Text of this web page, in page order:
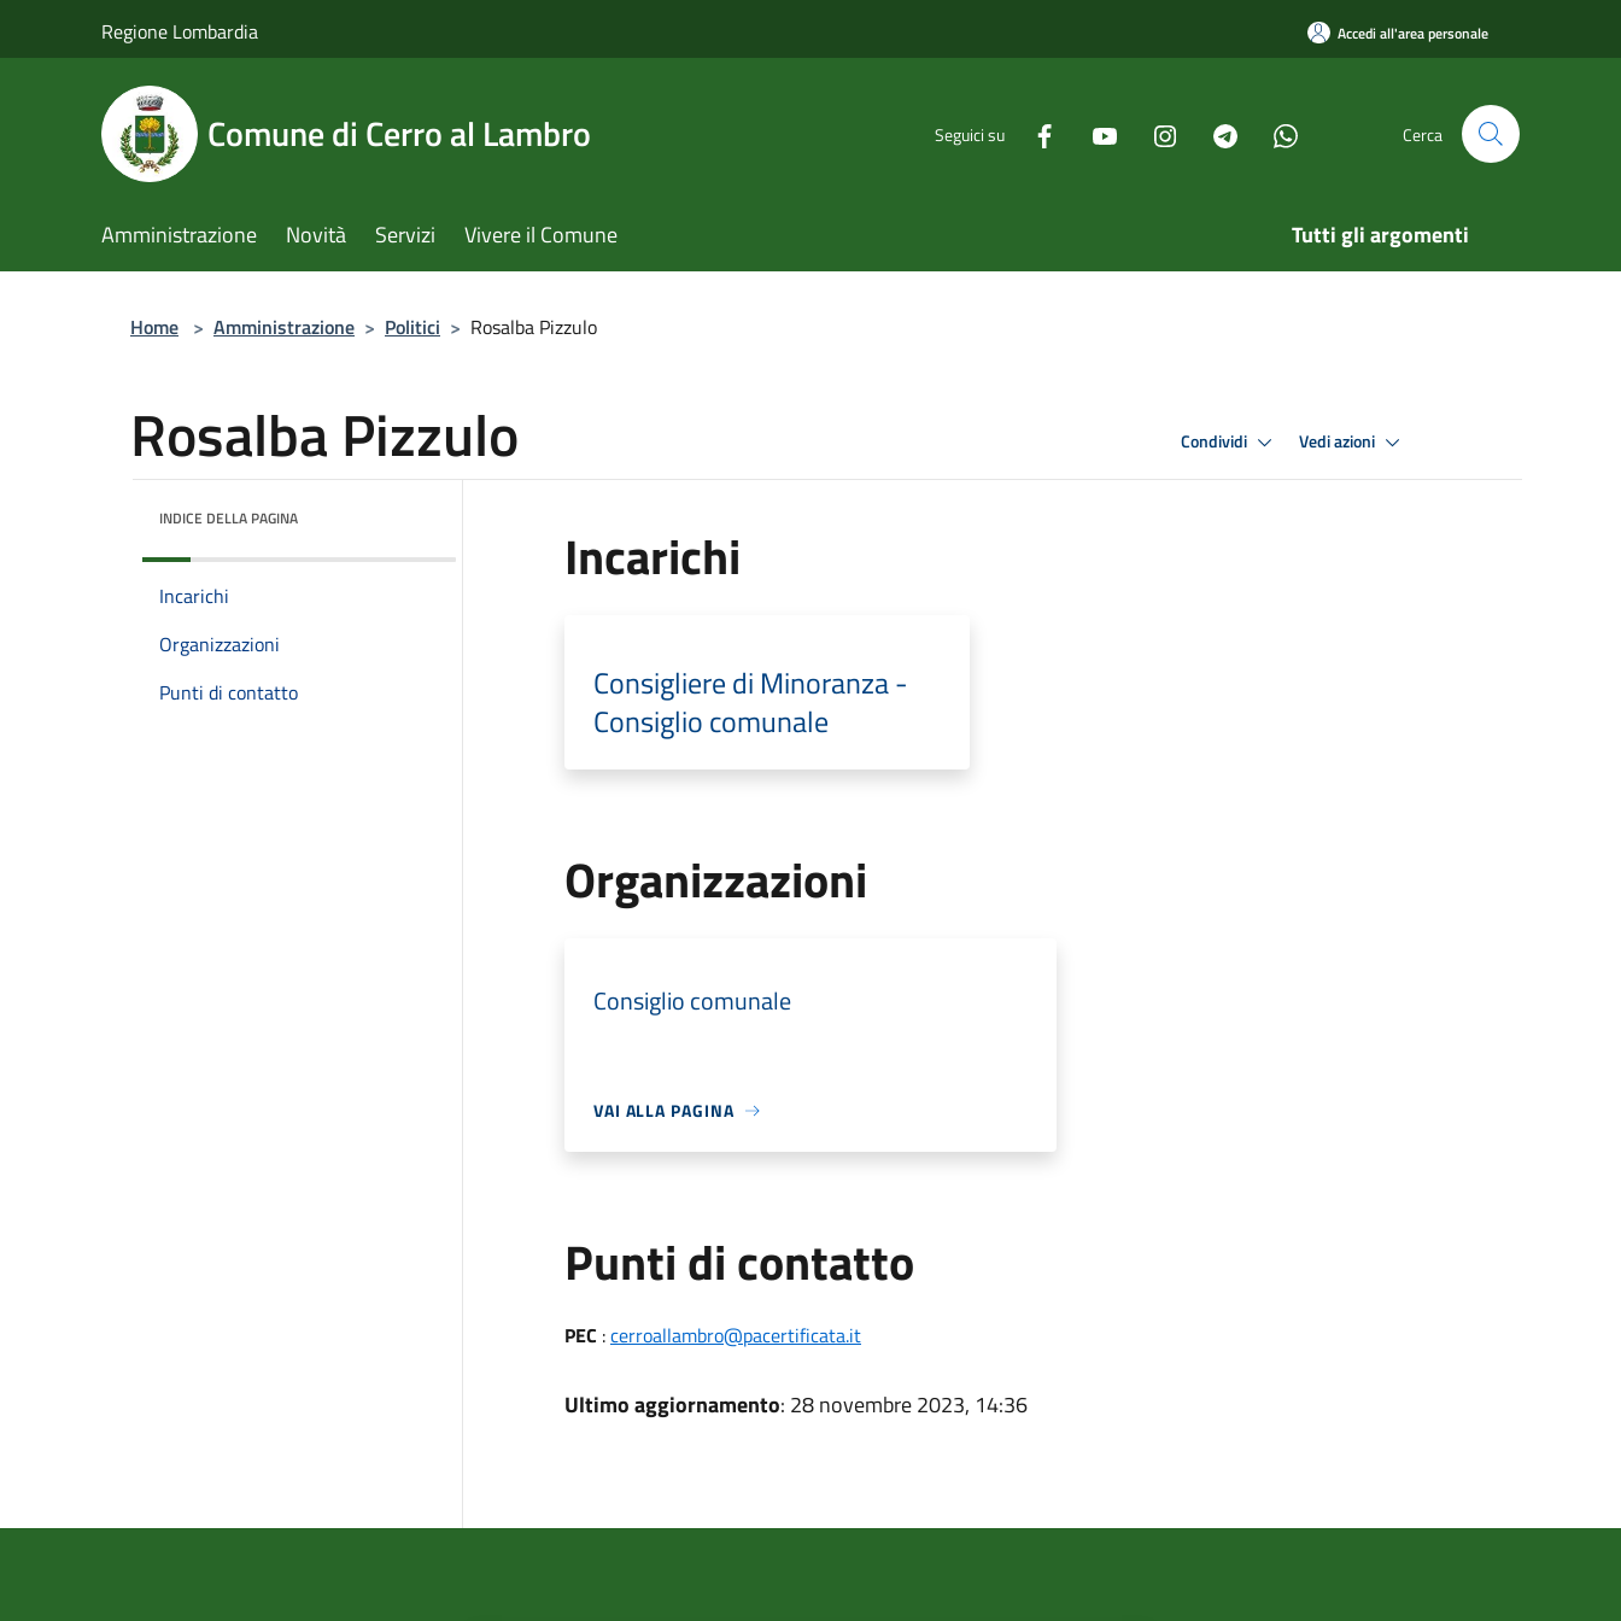
Regione Lombardia Accedi all'area personale
Comune di Cerro al Lambro Seguici su Cerca
Amministrazione Novità Servizi Vivere il Comune Tutti gli argomenti
Home > Amministrazione > Politici > Rosalba Pizzulo
Rosalba Pizzulo Condividi Vedi azioni
INDICE DELLA PAGINA
Incarichi
Organizzazioni
Punti di contatto
Incarichi
Consigliere di Minoranza -
Consiglio comunale
Organizzazioni
Consiglio comunale
VAI ALLA PAGINA
Punti di contatto
PEC :cerroallambro@pacertificata.it
Ultimo aggiornamento: 28 novembre 2023, 14:36